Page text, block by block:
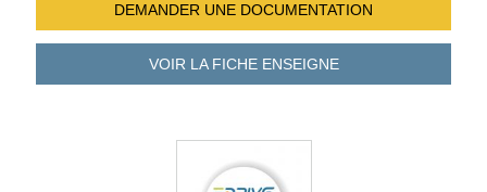
DEMANDER UNE DOCUMENTATION
VOIR LA FICHEENSEIGNE